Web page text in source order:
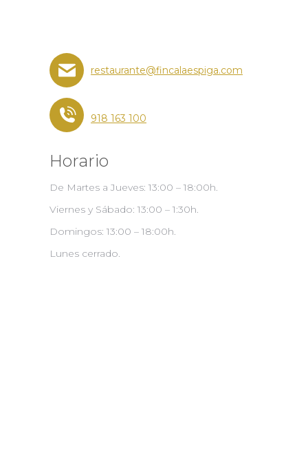
restaurante@fincalaespiga.com
918 163 100
Horario
De Martes a Jueves: 13:00 – 18:00h.
Viernes y Sábado: 13:00 – 1:30h.
Domingos: 13:00 – 18:00h.
Lunes cerrado.